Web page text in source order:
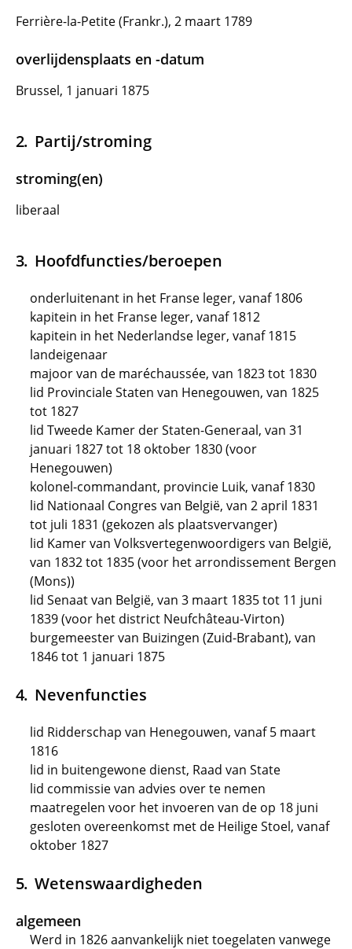
Ferrière-la-Petite (Frankr.), 2 maart 1789
overlijdensplaats en -datum
Brussel, 1 januari 1875
Partij/stroming
stroming(en)
liberaal
Hoofdfuncties/beroepen
onderluitenant in het Franse leger, vanaf 1806
kapitein in het Franse leger, vanaf 1812
kapitein in het Nederlandse leger, vanaf 1815
landeigenaar
majoor van de maréchaussée, van 1823 tot 1830
lid Provinciale Staten van Henegouwen, van 1825
tot 1827
lid Tweede Kamer der Staten-Generaal, van 31
januari 1827 tot 18 oktober 1830 (voor
Henegouwen)
kolonel-commandant, provincie Luik, vanaf 1830
lid Nationaal Congres van België, van 2 april 1831
tot juli 1831 (gekozen als plaatsvervanger)
lid Kamer van Volksvertegenwoordigers van België,
van 1832 tot 1835 (voor het arrondissement Bergen
(Mons))
lid Senaat van België, van 3 maart 1835 tot 11 juni
1839 (voor het district Neufchâteau-Virton)
burgemeester van Buizingen (Zuid-Brabant), van
1846 tot 1 januari 1875
Nevenfuncties
lid Ridderschap van Henegouwen, vanaf 5 maart
1816
lid in buitengewone dienst, Raad van State
lid commissie van advies over te nemen
maatregelen voor het invoeren van de op 18 juni
gesloten overeenkomst met de Heilige Stoel, vanaf
oktober 1827
Wetenswaardigheden
algemeen
Werd in 1826 aanvankelijk niet toegelaten vanwege